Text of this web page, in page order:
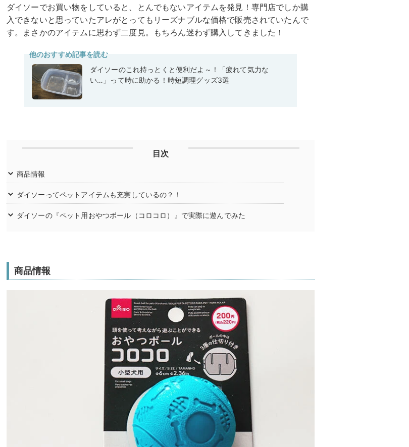
ダイソーでお買い物をしていると、とんでもないアイテムを発見！専門店でしか購
入できないと思っていたアレがとってもリーズナブルな価格で販売されていたんで
す。まさかのアイテムに思わず二度見。もちろん迷わず購入してきました！
他のおすすめ記事を読む
ダイソーのこれ持っとくと便利だよ～！「疲れて気力な
い…」って時に助かる！時短調理グッズ3選
目次
商品情報
ダイソーってペットアイテムも充実しているの？！
ダイソーの『ペット用おやつボール（コロコロ）』で実際に遊んでみた
商品情報